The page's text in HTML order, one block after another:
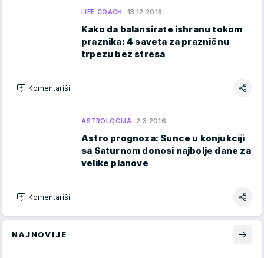
LIFE COACH 13.12.2018.
Kako da balansirate ishranu tokom
praznika: 4 saveta za prazničnu
trpezu bez stresa
Komentariši
ASTROLOGIJA 2.3.2016.
Astro prognoza: Sunce u konjukciji
sa Saturnom donosi najbolje dane za
velike planove
Komentariši
NAJNOVIJE